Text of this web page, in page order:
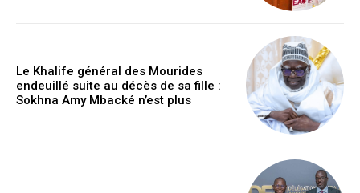
Le Khalife général des Mourides
endeuillé suite au décès de sa fille :
Sokhna Amy Mbacké n’est plus